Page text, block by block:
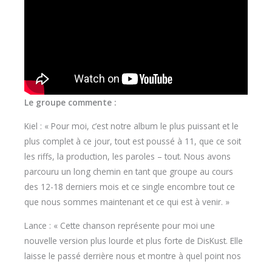
Le groupe commente :
Kiel : « Pour moi, c’est notre album le plus puissant et le
plus complet à ce jour, tout est poussé à 11, que ce soit
les riffs, la production, les paroles – tout. Nous avons
parcouru un long chemin en tant que groupe au cours
des 12-18 derniers mois et ce single encombre tout ce
que nous sommes maintenant et ce qui est à venir. »
Lance : « Cette chanson représente pour moi une
nouvelle version plus lourde et plus forte de DisKust. Elle
laisse le passé derrière nous et montre à quel point nos